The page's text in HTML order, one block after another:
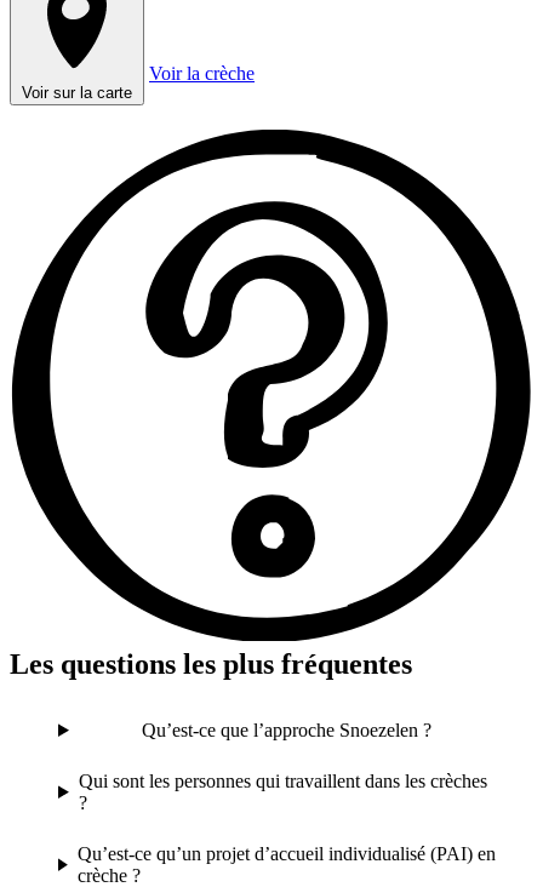
Voir sur la carte
Voir la crèche
Les questions les plus fréquentes
Qu’est-ce que l’approche Snoezelen ?
Qui sont les personnes qui travaillent dans les crèches
?
Qu’est-ce qu’un projet d’accueil individualisé (PAI) en
crèche ?